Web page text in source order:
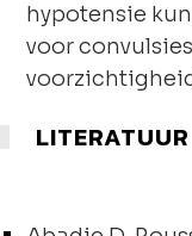
hypotensie
voor
LITERATUUR